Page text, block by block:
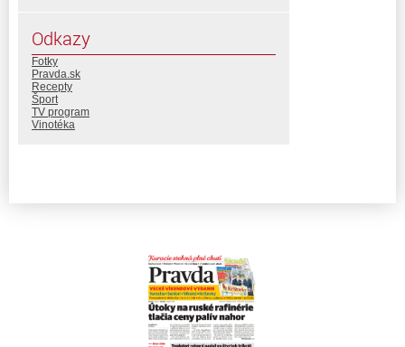
Odkazy
Fotky
Pravda.sk
Recepty
Šport
TV program
Vinotéka